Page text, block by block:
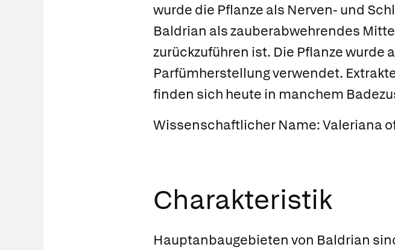
wurde die Pflanze als Nerven- und
Baldrian als zauberabwehrendes
zurückzuführen ist. Die Pflanze wurde
Parfümherstellung verwendet.
finden sich heute in manchem
Wissenschaftlicher Name:Valeriana
Charakteristik
Hauptanbaugebieten von Baldrian